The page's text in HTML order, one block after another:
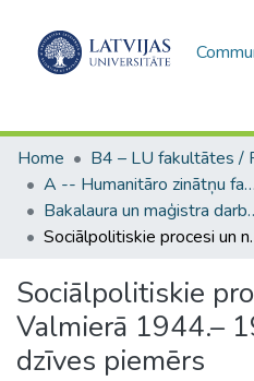
Home
A -- Humanitāro zinātņu fakultāte / Faculty of Humanities
Bakalaura un maģistra
Sociālpolitiskie
Sociālpolitiskie
Valmierā 1944.–
dzīves piemērs